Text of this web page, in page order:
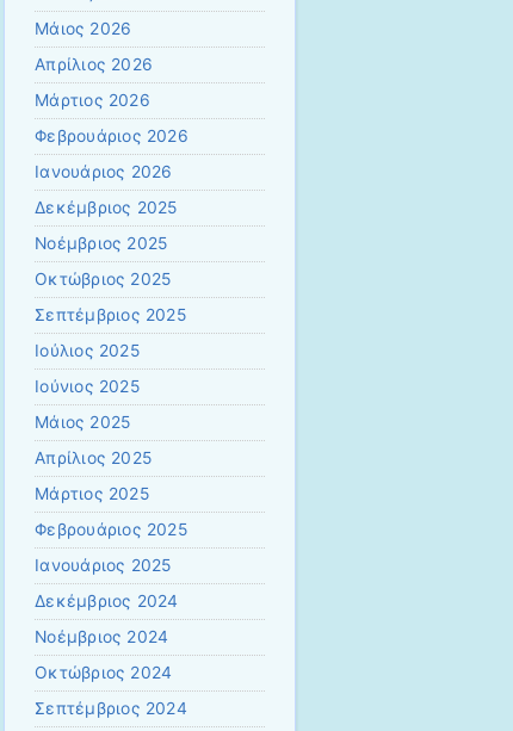
Μάιος 2026
Απρίλιος 2026
Μάρτιος 2026
Φεβρουάριος 2026
Ιανουάριος 2026
Δεκέμβριος 2025
Νοέμβριος 2025
Οκτώβριος 2025
Σεπτέμβριος 2025
Ιούλιος 2025
Ιούνιος 2025
Μάιος 2025
Απρίλιος 2025
Μάρτιος 2025
Φεβρουάριος 2025
Ιανουάριος 2025
Δεκέμβριος 2024
Νοέμβριος 2024
Οκτώβριος 2024
Σεπτέμβριος 2024